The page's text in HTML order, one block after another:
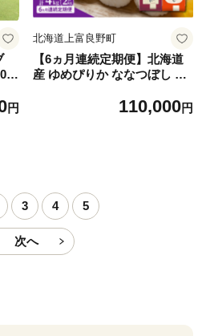
円
円
北海道上富良野町
【6ヵ月連続定期便】北海道
産 ゆめぴりか ななつぼし 食
合計4kg 米 特A 獲得 白米 ご
110,000円
3 4 5
次へ